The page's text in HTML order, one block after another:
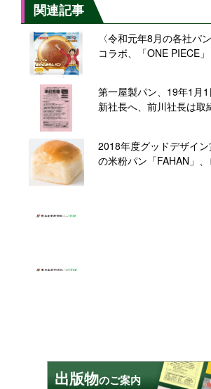
関連記事
〈令和元年8月の各社パ
コラボ、「ONE PIECE
第一屋製パン、19年1月
新社長へ、前川社長は取
2018年度グッドデザイ
の米粉パン「FAHAN」
出版物のご案内